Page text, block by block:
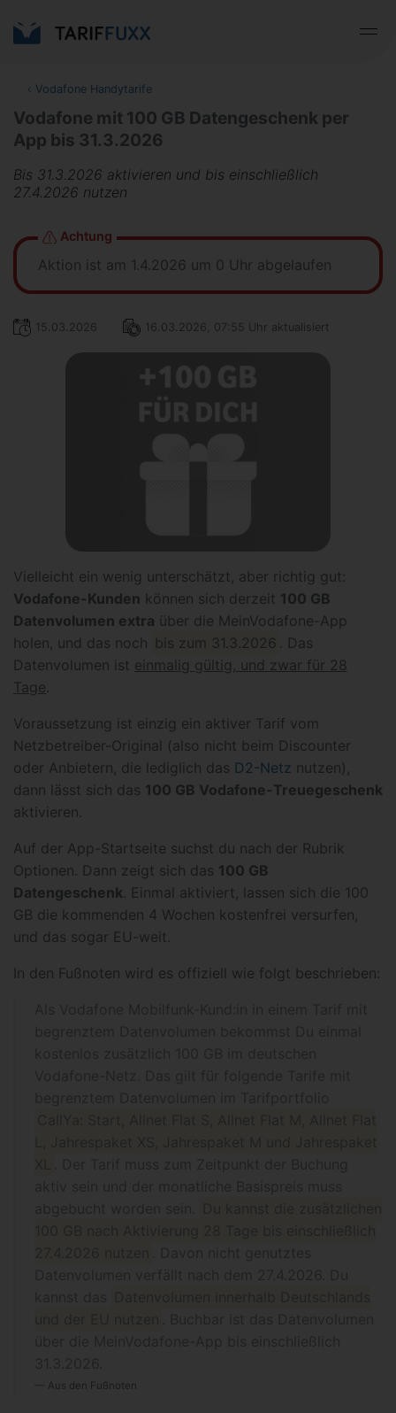
‹ Vodafone Handytarife
Vodafone mit 100 GB Datengeschenk per
App bis 31.3.2026
Bis 31.3.2026 aktivieren und bis einschließlich
27.4.2026 nutzen
Achtung
Aktion ist am 1.4.2026 um 0 Uhr abgelaufen
15.03.2026 16.03.2026, 07:55 Uhr aktualisiert
Vielleicht ein wenig unterschätzt, aber richtig gut:
Vodafone-Kunden können sich derzeit 100 GB
Datenvolumen extra über die MeinVodafone-App
holen, und das noch bis zum 31.3.2026 . Das
Datenvolumen ist einmalig gültig, und zwar für 28
Tage.
Voraussetzung ist einzig ein aktiver Tarif vom
Netzbetreiber-Original (also nicht beim Discounter
oder Anbietern, die lediglich das D2-Netz nutzen),
dann lässt sich das 100 GB Vodafone-Treuegeschenk
aktivieren.
Auf der App-Startseite suchst du nach der Rubrik
Optionen. Dann zeigt sich das 100 GB
Datengeschenk. Einmal aktiviert, lassen sich die 100
GB die kommenden 4 Wochen kostenfrei versurfen,
und das sogar EU-weit.
In den Fußnoten wird es offiziell wie folgt beschrieben:
Aus den Fußnoten